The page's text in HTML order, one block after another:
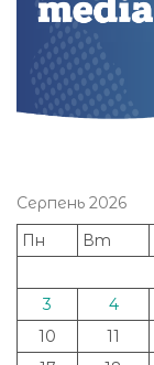
Серпень 2026
Пн
Вт
3
4
10
11